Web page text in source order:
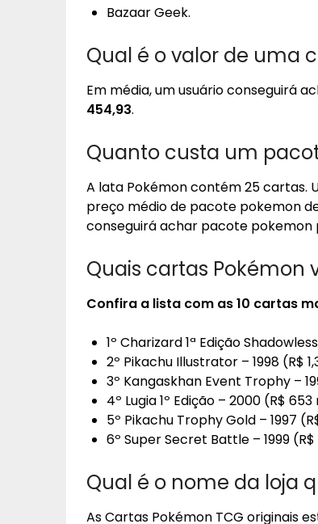
Bazaar Geek.
Qual é o valor de uma
Em média, um usuário conseguirá
454,93.
Quanto custa um
A lata Pokémon contém 25 cartas.
preço médio de pacote pokemon
conseguirá achar pacote pokemon
Quais cartas Pokémon
Confira a lista com as 10 cartas
1º Charizard 1ª Edição
2º Pikachu Illustrator – 1998 (R$
3º Kangaskhan Event Trophy –
4º Lugia 1º Edição – 2000 (R$
5º Pikachu Trophy Gold – 1997
6º Super Secret Battle – 1999
Qual é o nome da loja
As Cartas Pokémon TCG originais